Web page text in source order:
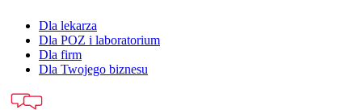
Dla lekarza
Dla POZ i laboratorium
Dla firm
Dla Twojego biznesu